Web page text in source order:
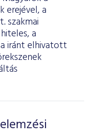
erejével, a
szakmai
a
iránt elhivatott